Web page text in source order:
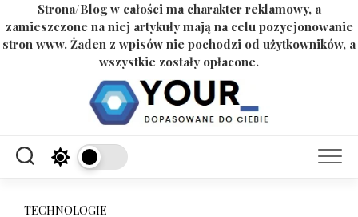
Strona/Blog w całości ma charakter reklamowy, a
zamieszczone na niej artykuły mają na celu pozycjonowanie
stron www. Żaden z wpisów nie pochodzi od użytkowników, a
wszystkie zostały opłacone.
TECHNOLOGIE